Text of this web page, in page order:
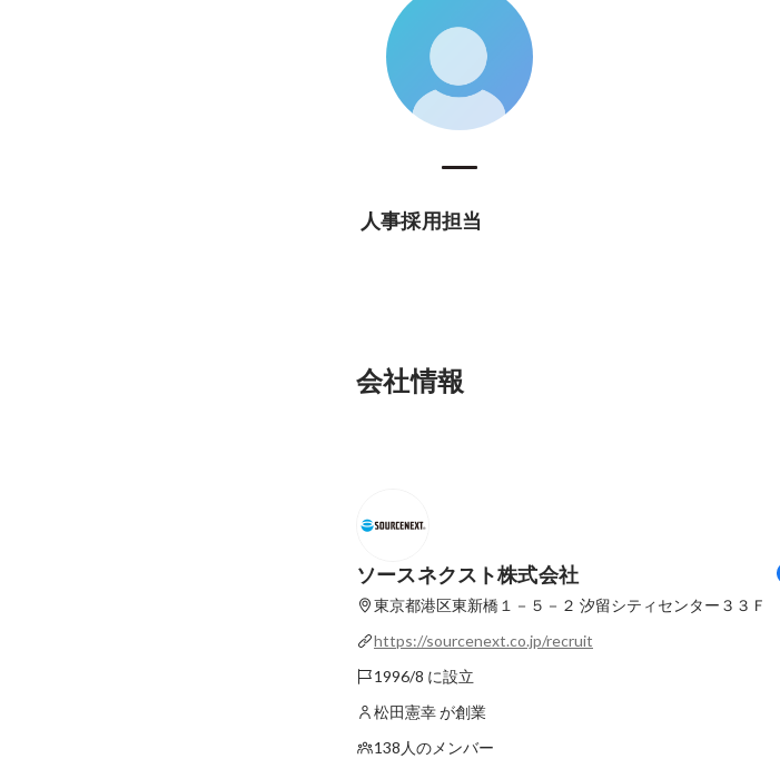
人事採用担当
会社情報
ソースネクスト株式会社
東京都港区東新橋１－５－２ 汐留シティセンター３３Ｆ
https://sourcenext.co.jp/recruit
1996/8 に設立
松田憲幸 が創業
138人のメンバー